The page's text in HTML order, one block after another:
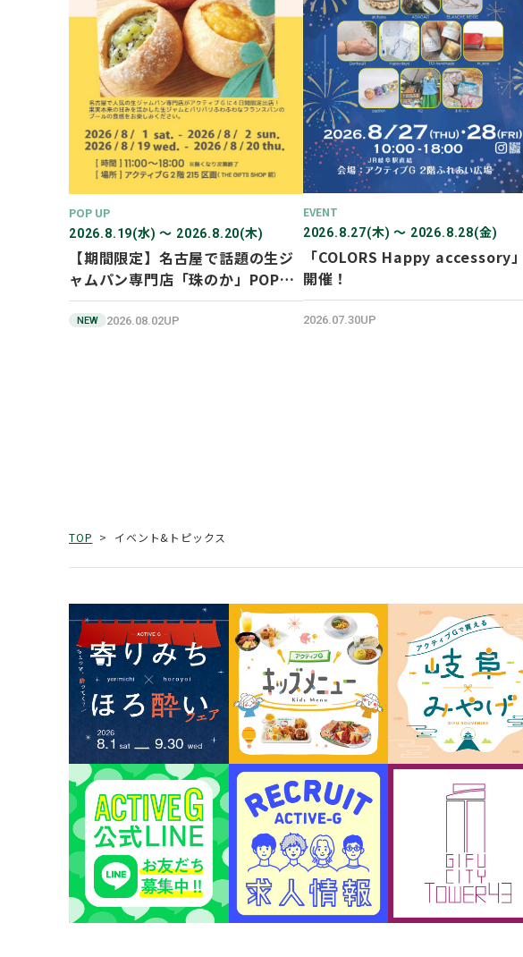
POP UP
2026.8.19(水) 〜 2026.8.20(木)
【期間限定】名古屋で話題の生ジ
ャムパン専門店「珠のか」POP
UP SHOP
NEW 2026.08.02UP
EVENT
2026.8.27(木) 〜 2026.8.28(金)
「COLORS Happy accessory」
開催！
2026.07.30UP
TOP イベント&トピックス